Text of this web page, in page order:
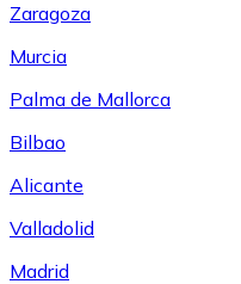
Zaragoza
Murcia
Palma de Mallorca
Bilbao
Alicante
Valladolid
Madrid